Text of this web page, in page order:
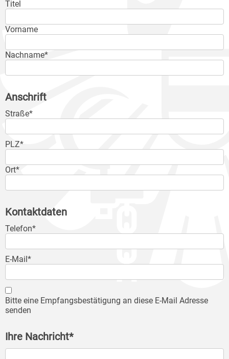
Titel
Vorname
Nachname*
Anschrift
Straße*
PLZ*
Ort*
Kontaktdaten
Telefon*
E-Mail*
Bitte eine Empfangsbestätigung an diese E-Mail Adresse
senden
Ihre Nachricht*